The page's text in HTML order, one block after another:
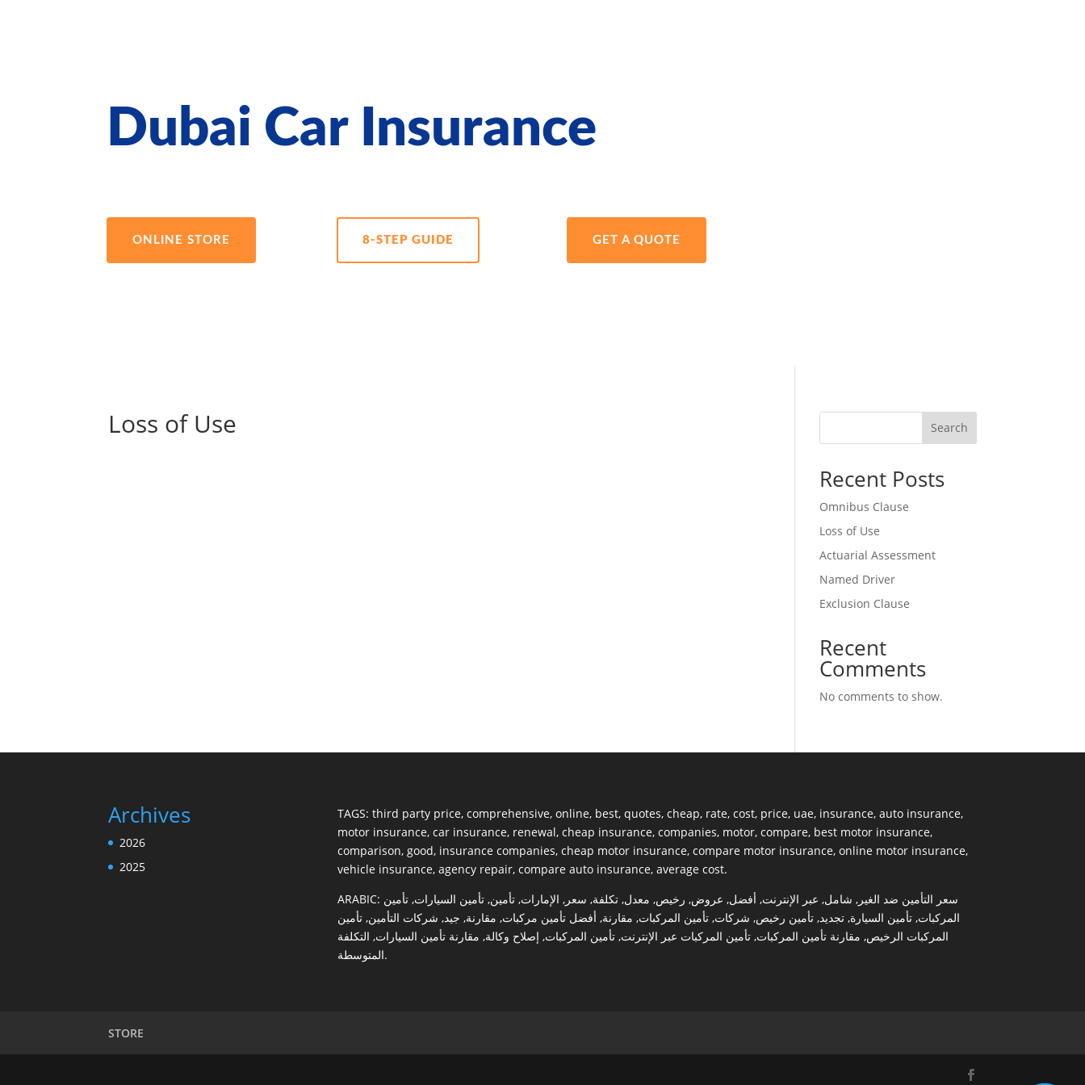
Dubai Car Insurance
ONLINE STORE 8-STEP GUIDE GET A QUOTE
Loss of Use Search
Recent Posts
Omnibus Clause
Loss of Use
Actuarial Assessment
Named Driver
Exclusion Clause
Recent
Comments
No comments to show.
Archives
2026
2025
TAGS: third party price, comprehensive, online, best, quotes, cheap, rate, cost, price, uae, insurance, auto insurance,
motor insurance, car insurance, renewal, cheap insurance, companies, motor, compare, best motor insurance,
comparison, good, insurance companies, cheap motor insurance, compare motor insurance, online motor insurance,
vehicle insurance, agency repair, compare auto insurance, average cost.
ARABIC:
سعر التأمين ضد الغير, شامل, عبر الإنترنت, أفضل, عروض, رخيص, معدل,تكلفة, سعر, الإمارات,تأمين,تأمين السيارات,تأمين
المركبات,تأمين السيارة,تجديد,تأمين رخيص, شركات,تأمين المركبات, مقارنة, أفضل تأمين مركبات, مقارنة, جيد, شركات التأمين,تأمين
المركبات الرخيص, مقارنة تأمين المركبات,تأمين المركبات عبر الإنترنت,تأمين المركبات, إصلاح وكالة, مقارنة تأمين السيارات, التكلفة
المتوسطة.
STORE